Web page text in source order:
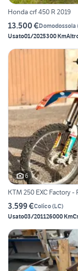
Honda crf 450 R 2019
13.500 €Domodossola
Usato01/2025300 Km
6
KTM 250 EXC Factory
3.599 €Colico(LC)
Usato03/201126000 Km